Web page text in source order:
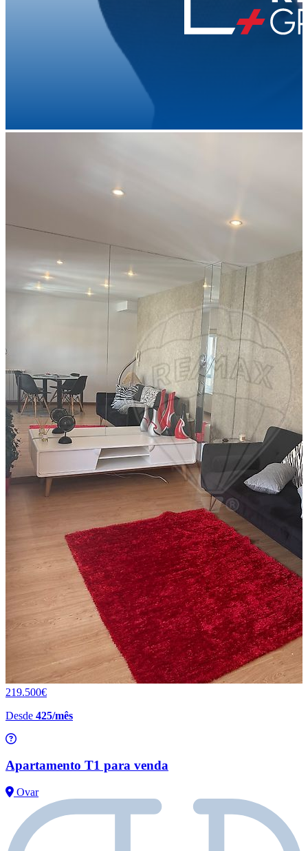
219.500€
Desde 425/mês
Apartamento T1 para venda
Ovar